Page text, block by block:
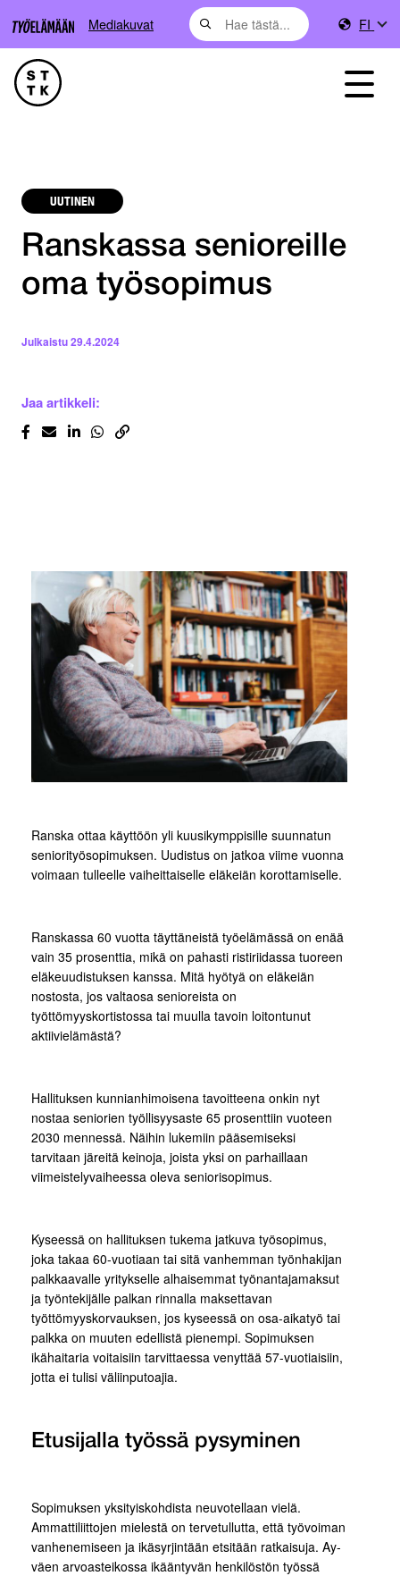
Mediakuvat FI
UUTINEN
Ranskassa senioreille
oma työsopimus
Julkaistu29.4.2024
Jaa artikkeli:
Ranska ottaa käyttöön yli kuusikymppisille suunnatun
seniorityösopimuksen. Uudistus on jatkoa viime vuonna
voimaan tulleelle vaiheittaiselle eläkeiän korottamiselle.
Ranskassa 60 vuotta täyttäneistä työelämässä on enää
vain 35 prosenttia, mikä on pahasti ristiriidassa tuoreen
eläkeuudistuksen kanssa. Mitä hyötyä on eläkeiän
nostosta, jos valtaosa senioreista on
työttömyyskortistossa tai muulla tavoin loitontunut
aktiivielämästä?
Hallituksen kunnianhimoisena tavoitteena onkin nyt
nostaa seniorien työllisyysaste 65 prosenttiin vuoteen
2030 mennessä. Näihin lukemiin pääsemiseksi
tarvitaan järeitä keinoja, joista yksi on parhaillaan
viimeistelyvaiheessa oleva seniorisopimus.
Kyseessä on hallituksen tukema jatkuva työsopimus,
joka takaa 60-vuotiaan tai sitä vanhemman työnhakijan
palkkaavalle yritykselle alhaisemmat työnantajamaksut
ja työntekijälle palkan rinnalla maksettavan
työttömyyskorvauksen, jos kyseessä on osa-aikatyö tai
palkka on muuten edellistä pienempi. Sopimuksen
ikähaitaria voitaisiin tarvittaessa venyttää 57-vuotiaisiin,
jotta ei tulisi väliinputoajia.
Etusijalla työssä pysyminen
Sopimuksen yksityiskohdista neuvotellaan vielä.
Ammattiliittojen mielestä on tervetullutta, että työvoiman
vanhenemiseen ja ikäsyrjintään etsitään ratkaisuja. Ay-
väen arvoasteikossa ikääntyvän henkilöstön työssä